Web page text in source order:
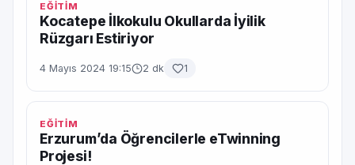
EĞİTİM
Kocatepe İlkokulu Okullarda İyilik
Rüzgarı Estiriyor
4 Mayıs 2024 19:15 2 dk 1
EĞİTİM
Erzurum’da Öğrencilerle eTwinning
Projesi!